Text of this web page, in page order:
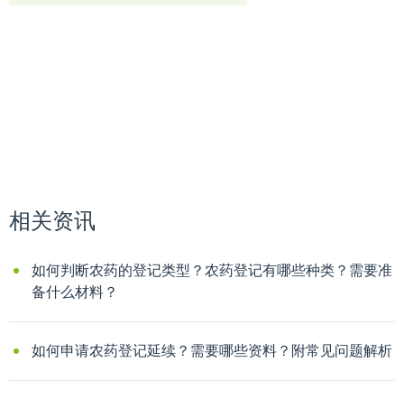
相关资讯
如何判断农药的登记类型？农药登记有哪些种类？需要准
备什么材料？
如何申请农药登记延续？需要哪些资料？附常见问题解析